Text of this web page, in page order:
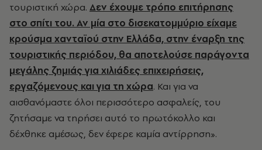
τουριστική χώρα. Δεν έχουμε τρόπο επιτήρησης
στο σπίτι του. Αν μία στο δισεκατομμύριο είχαμε
κρούσμα χανταϊού στην Ελλάδα, στην έναρξη της
τουριστικής περιόδου, θα αποτελούσε παράγοντα
μεγάλης ζημιάς για χιλιάδες επιχειρήσεις,
εργαζόμενους και για τη χώρα. Και για να
αισθανόμαστε όλοι περισσότερο ασφαλείς, του
ζητήσαμε να τηρήσει αυτό το πρωτόκολλο και
δέχθηκε αμέσως, δεν έφερε καμία αντίρρηση».